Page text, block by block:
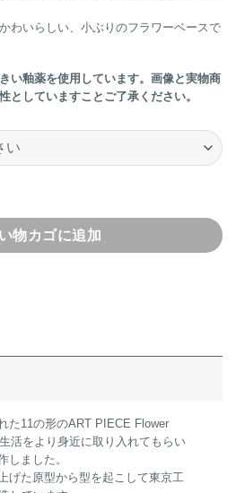
わいらしい、小ぶりのフラワーベースで
い釉薬を使用しています。画像と実物商
としていますことご了承ください。
ートピース フラワーベース No4個
物カゴに追加
た11の形のART PIECE Flower
活をより身近に取り入れてもらい
しました。
げた原型から型を起こして東京工